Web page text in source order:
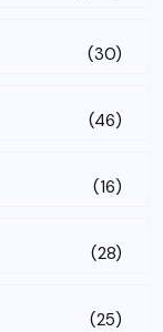
(30)
(46)
(16)
(28)
(25)